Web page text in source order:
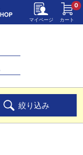
マイページ カート
0
絞り込み